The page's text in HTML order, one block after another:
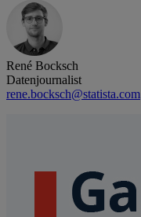
René Bocksch
Datenjournalist
rene.bocksch@statista.com